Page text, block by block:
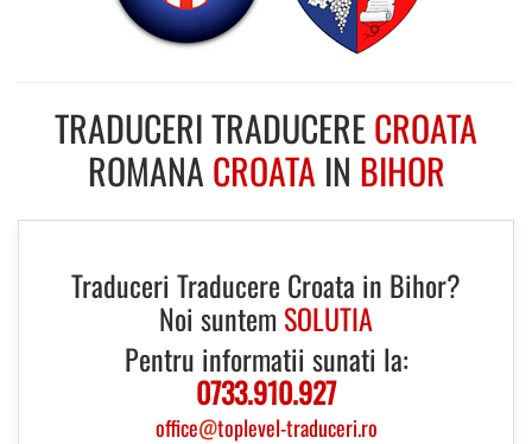
TRADUCERI TRADUCERECROATA
ROMANA CROATA IN BIHOR
Traduceri Traducere Croata in Bihor?
Noi suntem SOLUTIA
Pentru informatii sunati la:
0733.910.927
office@toplevel-traduceri.ro